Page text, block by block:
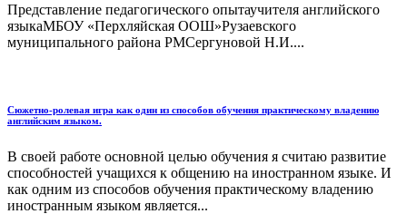
Представление педагогического опытаучителя английского
языкаМБОУ «Перхляйская ООШ»Рузаевского
муниципального района РМСергуновой Н.И....
Сюжетно-ролевая игра как один из способов обучения практическому владению
английским языком.
В своей работе основной целью обучения я считаю развитие
способностей учащихся к общению на иностранном языке. И
как одним из способов обучения практическому владению
иностранным языком является...